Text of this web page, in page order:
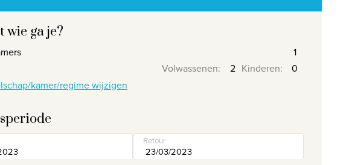
wie ga je?
Volwassenen: Kinderen:
kamer/regime wijzigen
Retour